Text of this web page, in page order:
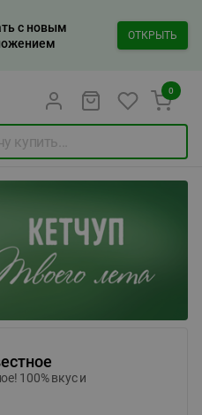
с новым
ОТКРЫТЬ
0
100% вкус и